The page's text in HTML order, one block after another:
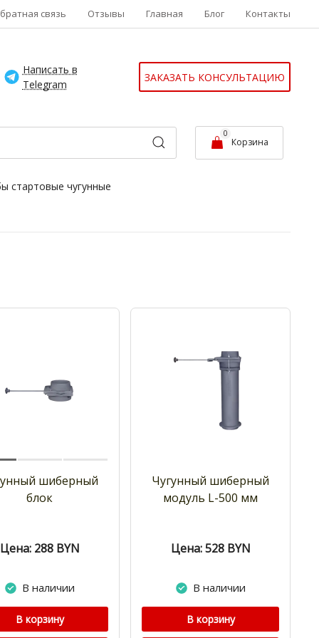
связь Отзывы Главная Блог Контакты
Написать в
Telegram
ЗАКАЗАТЬ КОНСУЛЬТАЦИЮ
0
Корзина
стартовые чугунные
шиберный
блок
Цена: 288 BYN
В наличии
В корзину
Чугунный шиберный
модуль L-500 мм
Цена: 528 BYN
В наличии
В корзину